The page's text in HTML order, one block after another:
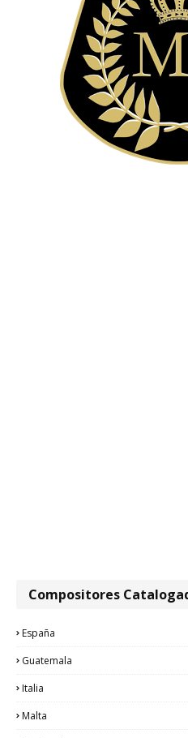
Compositores
España
Guatemala
Italia
Malta